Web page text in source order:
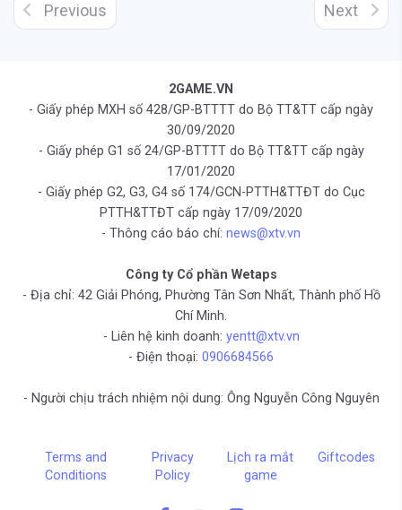
Previous Next
2GAME.VN
- Giấy phép MXH số 428/GP-BTTTT do Bộ TT&TT cấp ngày
30/09/2020
- Giấy phép G1 số 24/GP-BTTTT do Bộ TT&TT cấp ngày
17/01/2020
- Giấy phép G2, G3, G4 số 174/GCN-PTTH&TTĐT do Cục
PTTH&TTĐT cấp ngày 17/09/2020
- Thông cáo báo chí: news@xtv.vn
Công ty Cổ phần Wetaps
- Địa chỉ: 42 Giải Phóng, Phường Tân Sơn Nhất, Thành phố Hồ
Chí Minh.
- Liên hệ kinh doanh: yentt@xtv.vn
- Điện thoại: 0906684566
- Người chịu trách nhiệm nội dung: Ông Nguyễn Công Nguyên
Terms and
Conditions
Privacy
Policy
Lịch ra mắt
game
Giftcodes